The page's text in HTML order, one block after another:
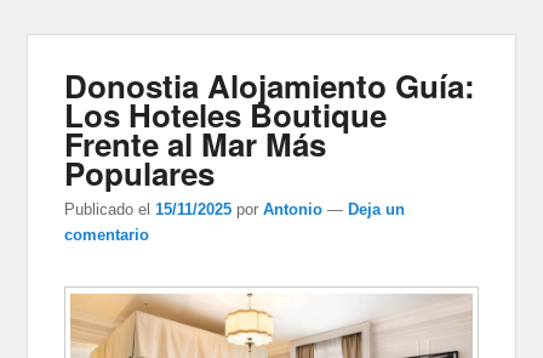
Donostia Alojamiento Guía:
Los Hoteles Boutique
Frente al Mar Más
Populares
Publicado el 15/11/2025 porAntonio — Deja un
comentario